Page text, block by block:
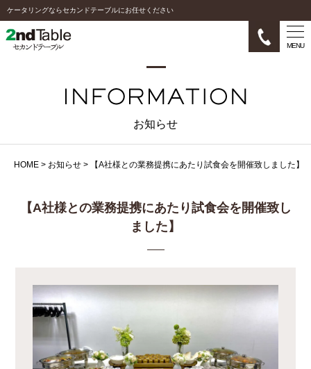
ケータリングならセカンドテーブルにお任せください
MENU
お知らせ
HOME > お知らせ > 【A社様との業務提携にあたり試食会を開催致しました】
【A社様との業務提携にあたり試食会を開催致し
ました】